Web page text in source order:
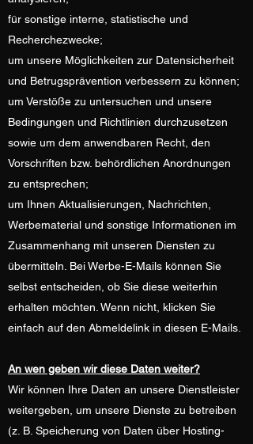
für sonstige interne, statistische und
Recherchezwecke;
um unsere Möglichkeiten zur Datensicherheit
und Betrugsprävention verbessern zu können;
um Verstöße zu untersuchen und unsere
Bedingungen und Richtlinien durchzusetzen
sowie um dem anwendbaren Recht, den
Vorschriften bzw. behördlichen Anordnungen
zu entsprechen;
um Ihnen Aktualisierungen, Nachrichten,
Werbematerial und sonstige Informationen im
Zusammenhang mit unseren Diensten zu
übermitteln. Bei Werbe-E-Mails können Sie
selbst entscheiden, ob Sie diese weiterhin
erhalten möchten. Wenn nicht, klicken Sie
einfach auf den Abmeldelink in diesen E-Mails.
An wen geben wir diese Daten weiter?
Wir können Ihre Daten an unsere Dienstleister
weitergeben, um unsere Dienste zu betreiben
(z. B. Speicherung von Daten über Hosting-